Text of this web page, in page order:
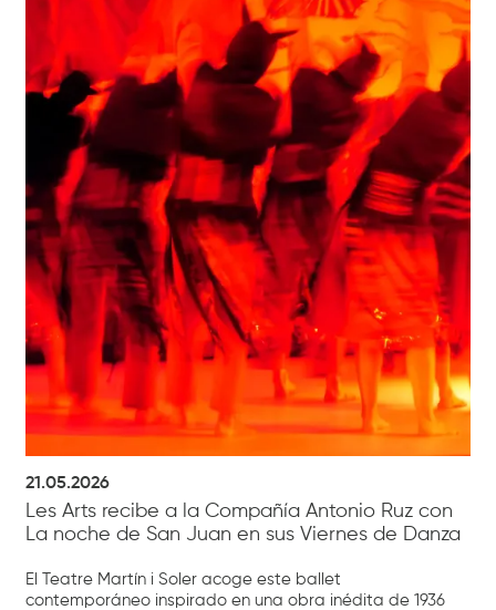
21.05.2026
Les Arts recibe a la Compañía Antonio Ruz con
La noche de San Juan en sus Viernes de Danza
El Teatre Martín i Soler acoge este ballet
contemporáneo inspirado en una obra inédita de 1936